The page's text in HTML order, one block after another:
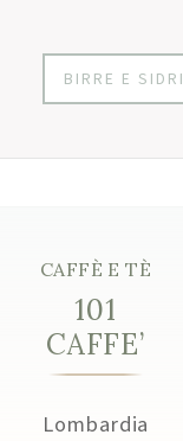
BIRRE E SIDRI
CAFFÈ E TÈ
101
CAFFE’
Lombardia